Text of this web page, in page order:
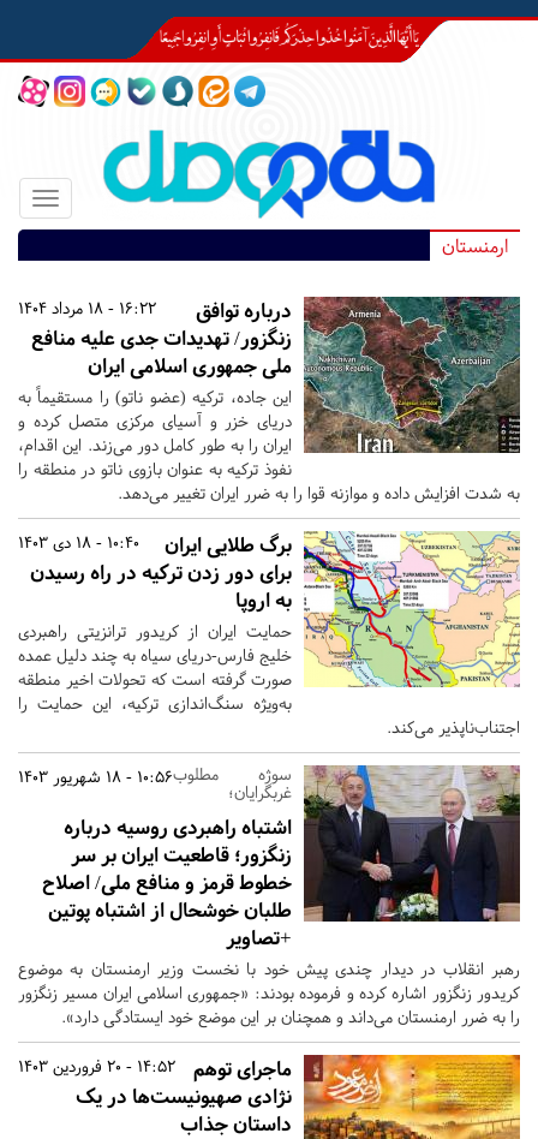
Toggle
ارمنستان
16:22 - 18 مرداد 1404
درباره توافق
زنگزور/ تهدیدات جدی علیه منافع
ملی جمهوری اسلامی ایران
این جاده، ترکیه (عضو ناتو) را مستقیماً به
دریای خزر و آسیای مرکزی متصل کرده و
ایران را به طور کامل دور می‌زند. این اقدام،
نفوذ ترکیه به عنوان بازوی ناتو در منطقه را
به شدت افزایش داده و موازنه قوا را به ضرر ایران تغییر می‌دهد.
10:40 - 18 دی 1403
برگ طلایی ایران
برای دور زدن ترکیه در راه رسیدن
به اروپا
حمایت ایران از کریدور ترانزیتی راهبردی
خلیج فارس-دریای سیاه به چند دلیل عمده
صورت گرفته است که تحولات اخیر منطقه
به‌ویژه سنگ‌اندازی ترکیه، این حمایت را
اجتناب‌ناپذیر می‌کند.
10:56 - 18 شهریور 1403سوژه مطلوب
غربگرایان؛
اشتباه راهبردی روسیه درباره
زنگزور؛ قاطعیت ایران بر سر
خطوط قرمز و منافع ملی/ اصلاح
طلبان خوشحال از اشتباه پوتین
+تصاویر
رهبر انقلاب در دیدار چندی پیش خود با نخست وزیر ارمنستان به موضوع
کریدور زنگزور اشاره کرده و فرموده بودند: «جمهوری اسلامی ایران مسیر زنگزور
را به ضرر ارمنستان می‌داند و همچنان بر این موضع خود ایستادگی دارد».
14:52 - 20 فروردین 1403
ماجرای توهم
نژادی صهیونیست‌ها در یک
داستان جذاب